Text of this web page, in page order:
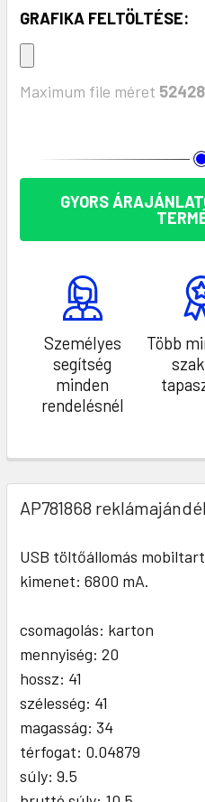
GRAFIKA FELTÖLTÉSE:
Maximum file méret
GYORS
Személyes
segítség
minden
rendelésnél
Több
AP781868
USB töltőállomás
kimenet: 6800 mA.
csomagolás: karton
mennyiség: 20
hossz: 41
szélesség: 41
magasság: 34
térfogat: 0.04879
súly: 9.5